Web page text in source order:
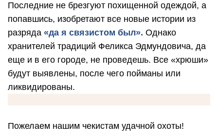
Последние не брезгуют похищенной одеждой, а
попавшись, изобретают все новые истории из
разряда «да я связистом был». Однако
хранителей традиций Феликса Эдмундовича, да
еще и в его городе, не проведешь. Все «хрюши»
будут выявлены, после чего пойманы или
ликвидированы.
Пожелаем нашим чекистам удачной охоты!